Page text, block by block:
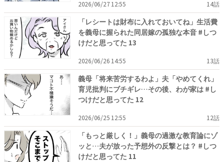
2026/06/27 12:55 14話
「レシートは財布に入れておいてね」生活費
を義母に握られた同居嫁の孤独な本音 #しつ
けだと思ってた 13
2026/06/26 14:55 13話
義母「将来苦労するわよ」夫「やめてくれ」
育児批判にブチギレ…その後、わが家は #し
つけだと思ってた 12
2026/06/25 12:55 12話
「もっと厳しく！」義母の過激な教育論にゾ
ッと…夫が放った予想外の反撃とは？ #しつ
けだと思ってた 11